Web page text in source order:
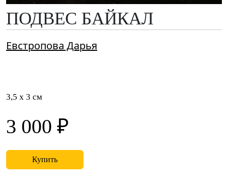
ПОДВЕС БАЙКАЛ
Евстропова Дарья
3,5 x 3 см
3 000 ₽
Купить